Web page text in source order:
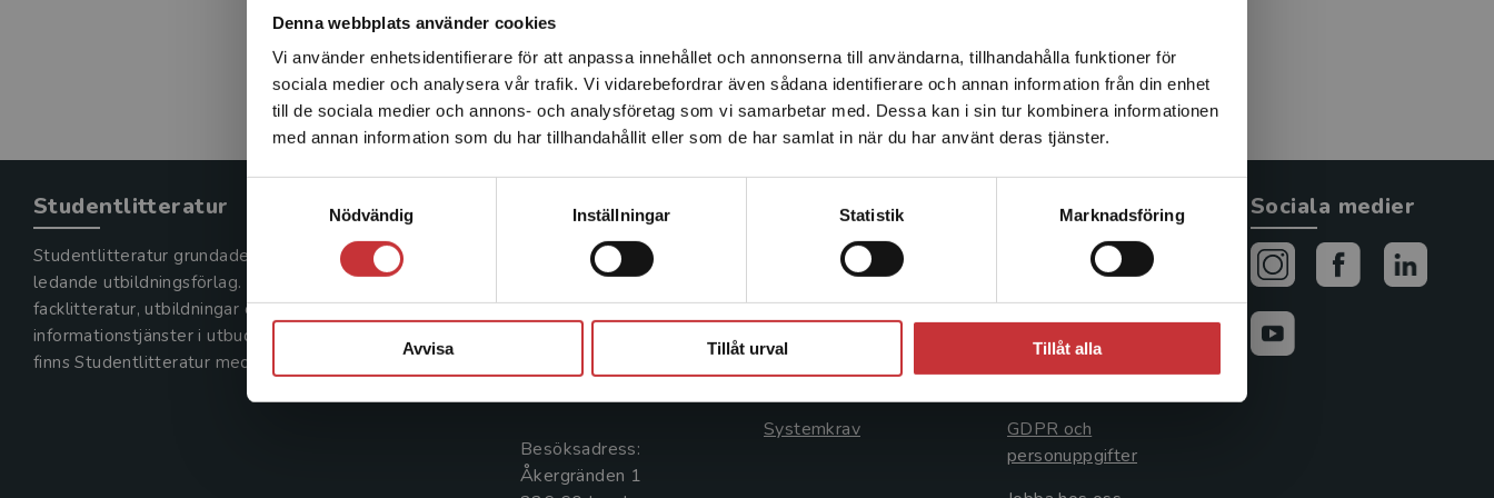
Denna webbplats använder cookies
Vi använder enhetsidentifierare för att anpassa innehållet och annonserna till användarna, tillhandahålla funktioner för
sociala medier och analysera vår trafik. Vi vidarebefordrar även sådana identifierare och annan information från din enhet
till de sociala medier och annons- och analysföretag som vi samarbetar med. Dessa kan i sin tur kombinera informationen
med annan information som du har tillhandahållit eller som de har samlat in när du har använt deras tjänster.
Nödvändig
Inställningar Statistik Marknadsföring
Avvisa Tillåt urval Tillåt alla
Det verkar som att du besöker studentlitteratur.se via en
enhet utanför Sverige. Vi erbjuder inte leveranser utanför
Sverige. För att kunna slutföra ett köp måste
leveransadressen vara i Sverige.Läs mer
Studentlitteratur
Studentlitteratur grundades 1963 och är idag Sveriges
ledande utbildningsförlag. Med läromedel, kurslitteratur,
facklitteratur, utbildningar och digitala
informationstjänster i utbudet,
finns Studentlitteratur med längs hela kunskapsresan.
Kontakta oss
Kontakta oss
046-31 20 00
Box 141
221 00 Lund
Besöksadress:
Åkergränden 1
Kundservice
Kontakta kundservice
046-31 21 00
Frågor och svar
Systemkrav
Allmänna länkar
Avtal och rättigheter
Cookies
GDPR och
personuppgifter
Sociala medier